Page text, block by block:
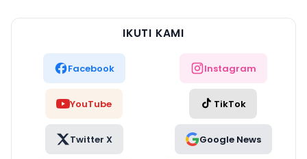
IKUTI KAMI
Facebook Instagram
YouTube TikTok
Twitter X Google News